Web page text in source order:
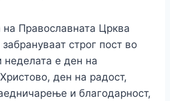
на Православната Црква
строг пост во
неделата е ден на
ден на радост,
и благодарност,